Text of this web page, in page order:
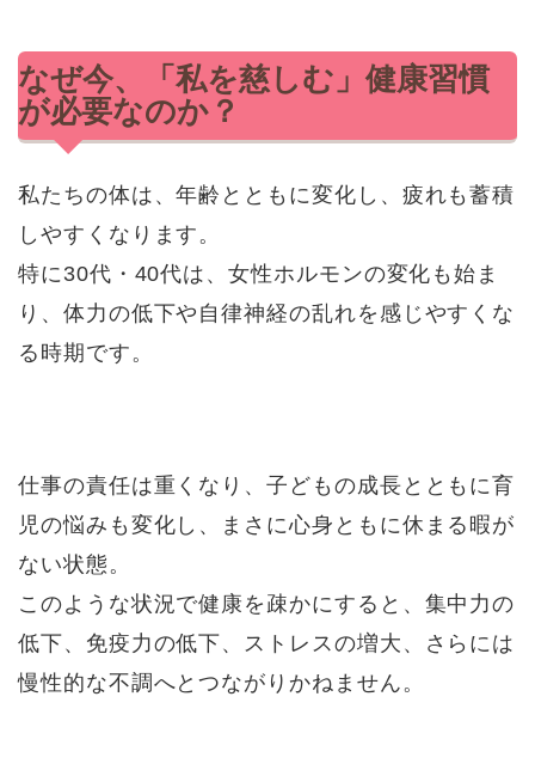
なぜ今、「私を慈しむ」健康習慣
が必要なのか？
私たちの体は、年齢とともに変化し、疲れも蓄積
しやすくなります。
特に30代・40代は、女性ホルモンの変化も始ま
り、体力の低下や自律神経の乱れを感じやすくな
る時期です。
仕事の責任は重くなり、子どもの成長とともに育
児の悩みも変化し、まさに心身ともに休まる暇が
ない状態。
このような状況で健康を疎かにすると、集中力の
低下、免疫力の低下、ストレスの増大、さらには
慢性的な不調へとつながりかねません。